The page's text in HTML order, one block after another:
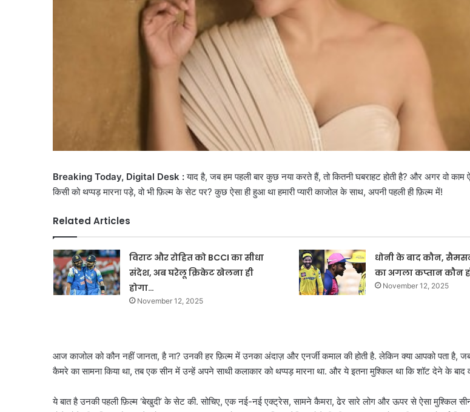
Breaking Today, Digital Desk :याद है, जब हम पहली बार कुछ नया करते हैं, तो कितनी घबराहट होती है? और अगर वो काम
किसी को थप्पड़ मारना पड़े, वो भी फ़िल्म के सेट पर? कुछ ऐसा ही हुआ था हमारी प्यारी काजोल के साथ, अपनी पहली ही फ़िल्म में!
Related Articles
विराट और रोहित को BCCI का सीधा
संदेश, अब घरेलू क्रिकेट खेलना ही
होगा…
November 12, 2025
धोनी के बाद कौन,
का अगला कप्तान कौन
November 12, 2025
आज काजोल को कौन नहीं जानता, है ना? उनकी हर फ़िल्म में उनका अंदाज़ और एनर्जी कमाल की होती है. लेकिन क्या आपको पता है, जब
कैमरे का सामना किया था, तब एक सीन में उन्हें अपने साथी कलाकार को थप्पड़ मारना था. और ये इतना मुश्किल था कि शॉट देने के बाद
ये बात है उनकी पहली फ़िल्म ‘बेखुदी’ के सेट की. सोचिए, एक नई-नई एक्ट्रेस, सामने कैमरा, ढेर सारे लोग और ऊपर से ऐसा मुश्किल